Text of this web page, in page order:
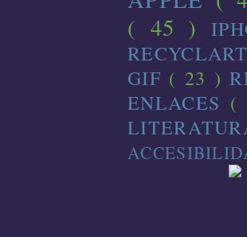
( 45 )
GIF ( 23 )
ENLACES (